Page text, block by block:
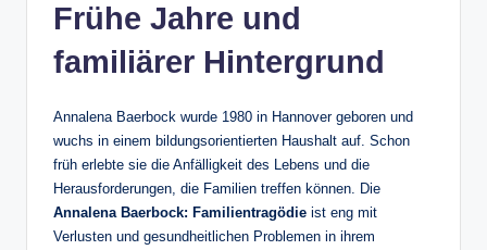
Frühe Jahre und
familiärer Hintergrund
Annalena Baerbock wurde 1980 in Hannover geboren und
wuchs in einem bildungsorientierten Haushalt auf. Schon
früh erlebte sie die Anfälligkeit des Lebens und die
Herausforderungen, die Familien treffen können. Die
Annalena Baerbock: Familientragödie ist eng mit
Verlusten und gesundheitlichen Problemen in ihrem